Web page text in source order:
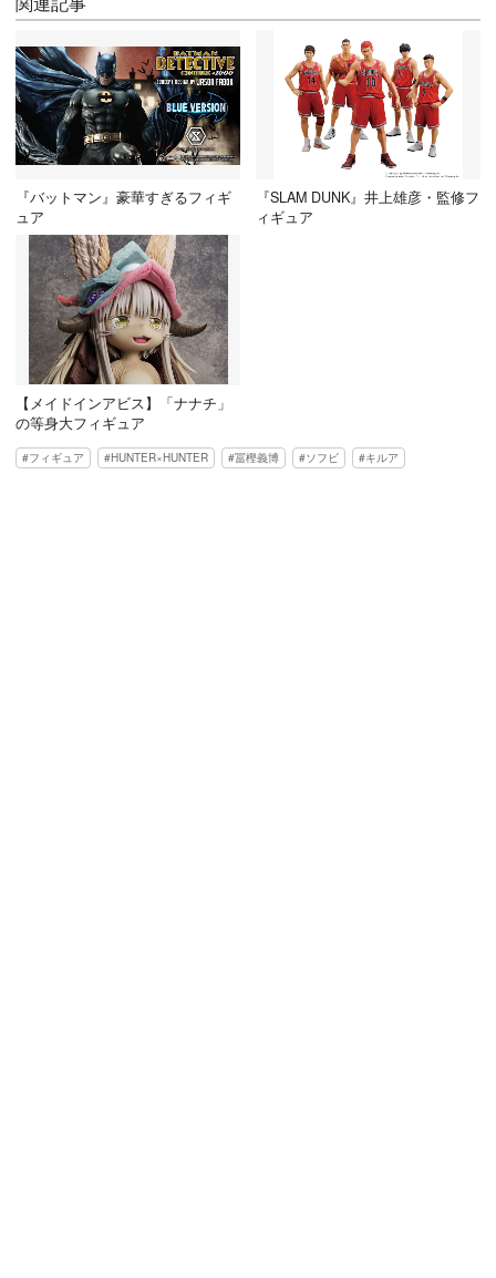
『バットマン』豪華すぎるフィギ
ュア
『SLAM DUNK』井上雄彦・監修フ
ィギュア
【メイドインアビス】「ナナチ」
の等身大フィギュア
フィギュア HUNTER×HUNTER 冨樫義博 ソフビ キルア